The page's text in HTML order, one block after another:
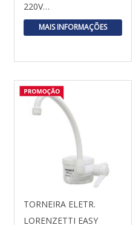
220V…
MAIS INFORMAÇÕES
TORNEIRA ELETR.
LORENZETTI EASY